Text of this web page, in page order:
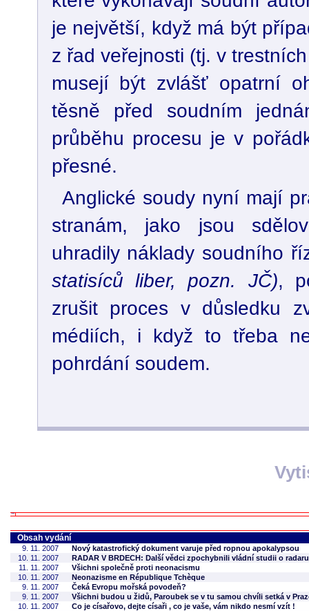
je největší, když má být
z řad veřejnosti (tj. v
musejí být zvlášť opatrní
těsně před soudním
průběhu procesu je v
přesné.
Anglické soudy nyní mají
stranám, jako jsou
uhradily náklady soudního
statisíců liber, pozn. JČ),
zrušit proces v důsledku
médiích, i když to třeba
pohrdání soudem.
Obsah vydání
9. 11. 2007
Nový katastrofický dokument varuje před ropnou apokalypsou
10. 11. 2007
RADAR V BRDECH: Další vědci zpochybnili vládní studii o
11. 11. 2007
Všichni společně proti neonacismu
10. 11. 2007
Neonazisme en République Tchèque
9. 11. 2007
Čeká Evropu mořská povodeň?
9. 11. 2007
Všichni budou u židů, Paroubek se v tu samou chvíli setká v
10. 11. 2007
Co je císařovo, dejte císaři , co je vaše, vám nikdo nesmí vzít !